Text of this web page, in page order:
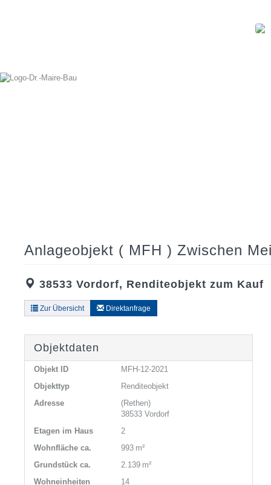
Anlageobjekt ( MFH ) Zwischen
38533 Vordorf, Renditeobjekt zum Kauf
Zur Übersicht Direktanfrage
Objektdaten
Objekt ID
MFH-12-2021
Objekttyp
Renditeobjekt
Adresse
(Rethen)
38533 Vordorf
Etagen im Haus
2
Wohnfläche ca.
993 m²
Grund­stück ca.
2.139 m²
Wohneinheiten
14